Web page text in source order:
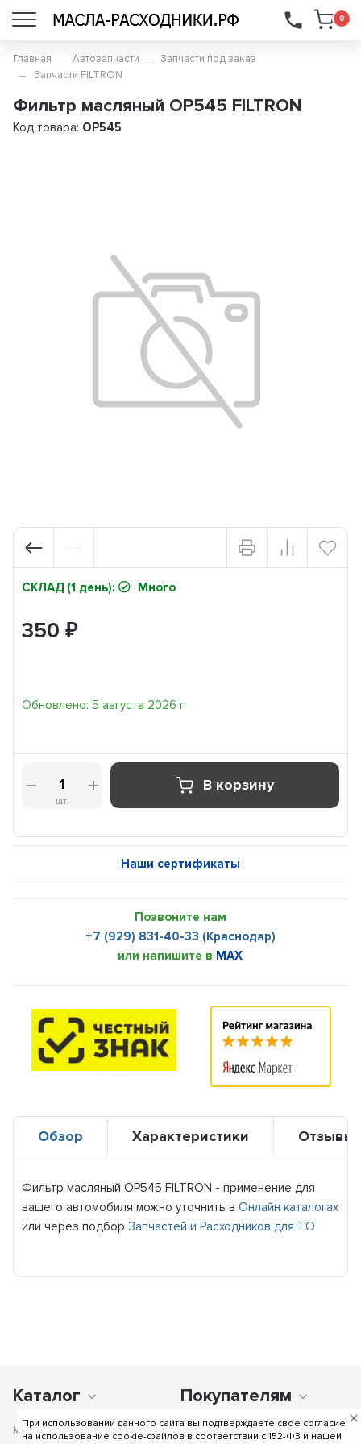
При использовании данного сайта вы подтверждаете свое согласие
на использование cookie-файлов в соответствии c 152-ФЗ и нашей
0
...
Главная Автозапчасти
Запчасти под заказ
Запчасти FILTRON
Фильтр масляный OP545 FILTRON
Код товара: OP545
СКЛАД (1 день): Много
350₽
Обновлено: 5 августа 2026 г.
шт.
В корзину
Наши сертификаты
Позвоните нам
+7 (929) 831-40-33 (Краснодар)
или напишите в MAX
Обзор Характеристики Отзывы
Фильтр масляный OP545 FILTRON - применение для
вашего автомобиля можно уточнить вОнлайн каталогах
или через подбор Запчастей и Расходников для ТО
Каталог Покупателям
Мы получаем и обрабатываем персональные данные посетителей